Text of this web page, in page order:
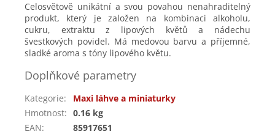
Celosvětově unikátní a svou povahou nenahraditelný
produkt, který je založen na kombinaci alkoholu,
cukru, extraktu z lipových květů a nádechu
švestkových povidel. Má medovou barvu a příjemné,
sladké aroma s tóny lipového květu.
Doplňkové parametry
Kategorie:
Maxi láhve a miniaturky
Hmotnost: 0.16 kg
EAN:
85917651